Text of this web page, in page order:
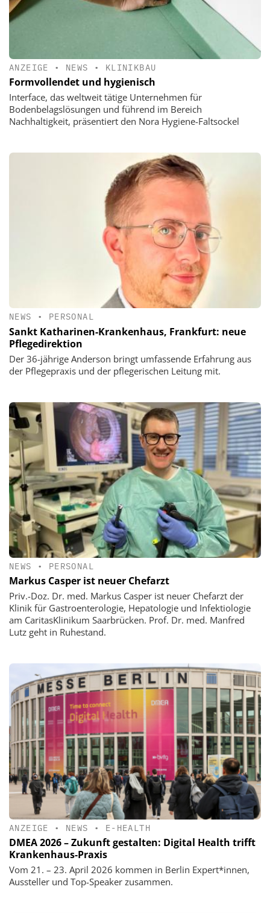
ANZEIGE • NEWS • KLINIKBAU
Formvollendet und hygienisch
Interface, das weltweit tätige Unternehmen für
Bodenbelagslösungen und führend im Bereich
Nachhaltigkeit, präsentiert den Nora Hygiene-Faltsockel
NEWS • PERSONAL
Sankt Katharinen-Krankenhaus, Frankfurt: neue
Pflegedirektion
Der 36-jährige Anderson bringt umfassende Erfahrung aus
der Pflegepraxis und der pflegerischen Leitung mit.
NEWS • PERSONAL
Markus Casper ist neuer Chefarzt
Priv.-Doz. Dr. med. Markus Casper ist neuer Chefarzt der
Klinik für Gastroenterologie, Hepatologie und Infektiologie
am CaritasKlinikum Saarbrücken. Prof. Dr. med. Manfred
Lutz geht in Ruhestand.
ANZEIGE • NEWS • E-HEALTH
DMEA 2026 – Zukunft gestalten: Digital Health trifft
Krankenhaus-Praxis
Vom 21. – 23. April 2026 kommen in Berlin Expert*innen,
Aussteller und Top-Speaker zusammen.